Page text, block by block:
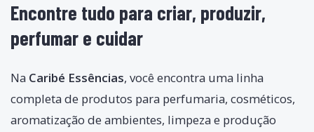
Encontre tudo para criar, produzir,
perfumar e cuidar
Na Caribé Essências, você encontra uma linha
completa de produtos para perfumaria, cosméticos,
aromatização de ambientes, limpeza e produção